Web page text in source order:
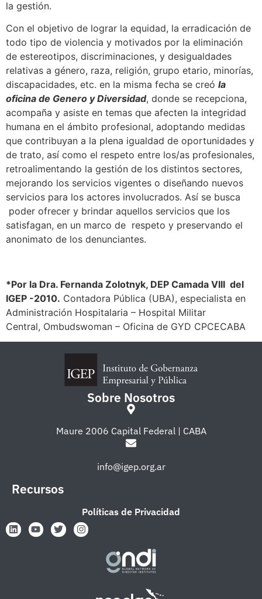
la gestión.
Con el objetivo de lograr la equidad, la erradicación de
todo tipo de violencia y motivados por la eliminación
de estereotipos, discriminaciones, y desigualdades
relativas a género, raza, religión, grupo etario, minorías,
discapacidades, etc. en la misma fecha se creó la
oficina de Genero y Diversidad, donde se recepciona,
acompaña y asiste en temas que afecten la integridad
humana en el ámbito profesional, adoptando medidas
que contribuyan a la plena igualdad de oportunidades y
de trato, así como el respeto entre los/as profesionales,
retroalimentando la gestión de los distintos sectores,
mejorando los servicios vigentes o diseñando nuevos
servicios para los actores involucrados. Así se busca
poder ofrecer y brindar aquellos servicios que los
satisfagan, en un marco de respeto y preservando el
anonimato de los denunciantes.
*Por la Dra. Fernanda Zolotnyk, DEP Camada VIII del
IGEP -2010. Contadora Pública (UBA), especialista en
Administración Hospitalaria – Hospital Militar
Central, Ombudswoman – Oficina de GYD CPCECABA
Sobre Nosotros
Maure 2006 Capital Federal | CABA
info@igep.org.ar
Recursos
Políticas de Privacidad